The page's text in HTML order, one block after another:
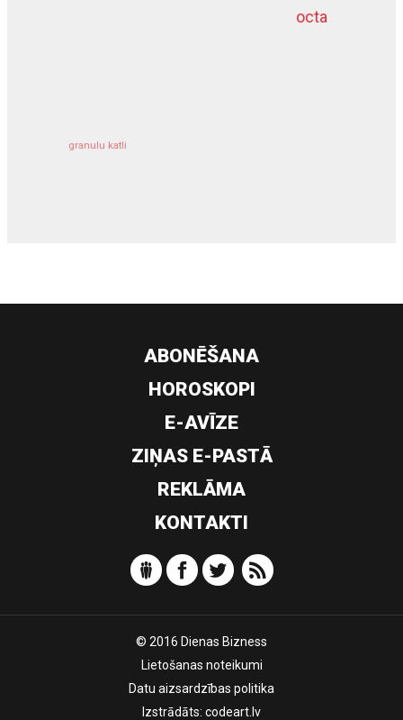
octa
granulu katli
dziļurbums
ABONĒŠANA
HOROSKOPI
E-AVĪZE
ZIŅAS E-PASTĀ
REKLĀMA
KONTAKTI
© 2016 Dienas Bizness
Lietošanas noteikumi
Datu aizsardzības politika
Izstrādāts: codeart.lv